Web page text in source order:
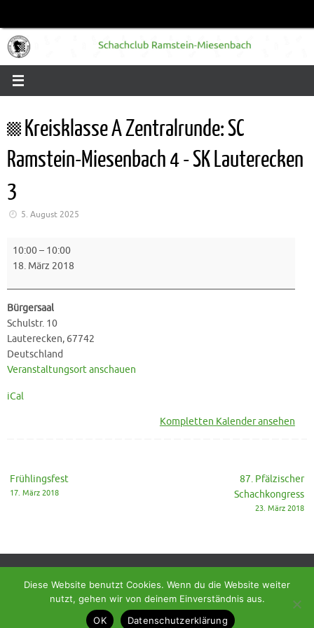
springen
Kreisklasse A Zentralrunde: SC
Ramstein-Miesenbach 4 - SK Lauterecken
3
5. August 2025
Kreisklasse
SC
Ramstein-
Miesenbach
4
-
SK
3
10:00– 10:00
18. März 2018
Bürgersaal
Schulstr. 10
Lauterecken, 67742
Deutschland
Veranstaltungsort anschauen
iCal
Kompletten Kalender ansehen
Frühlingsfest
17. März 2018
87. Pfälzischer
Schachkongress
23. März 2018
© 2018 - Homepage des SC Ramstein-Miesenbach
Diese Website benutzt Cookies. Wenn du die Website weiter
nutzt, gehen wir von deinem Einverständnis aus.
OK
Datenschutzerklärung